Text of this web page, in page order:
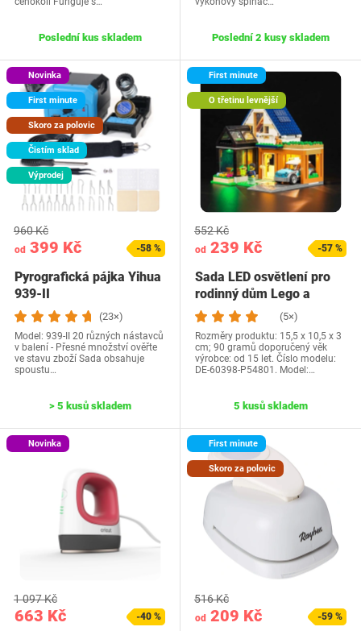
Poslední kus skladem Poslední 2 kusy skladem
Novinka
First minute
Skoro za polovic
Čistím sklad
Výprodej
od 399 Kč
960 Kč
-58 %
Pyrografická pájka Yihua
939-II
(23×)
Model: 939-II 20 různých nástavců
v balení - Přesné množství ověřte
ve stavu zboží Sada obsahuje
spoustu…
> 5 kusů skladem
First minute
O třetinu levnější
od 239 Kč
552 Kč
-57 %
Sada LED osvětlení pro
rodinný dům Lego a
elektrické auto…
(5×)
Rozměry produktu: 15,5 x 10,5 x 3
cm; 90 gramů doporučený věk
výrobce: od 15 let. Číslo modelu:
DE-60398-P54801. Model:…
5 kusů skladem
Novinka
663 Kč
1 097 Kč
-40 %
First minute
Skoro za polovic
od 209 Kč
516 Kč
-59 %